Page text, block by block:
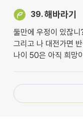
39.해바라기
둘만에 우정이 있잖
그리고 나 대전가면
나이 50은 아직 희망